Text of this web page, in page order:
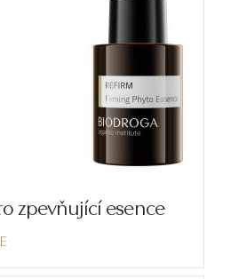
zpevňující esence